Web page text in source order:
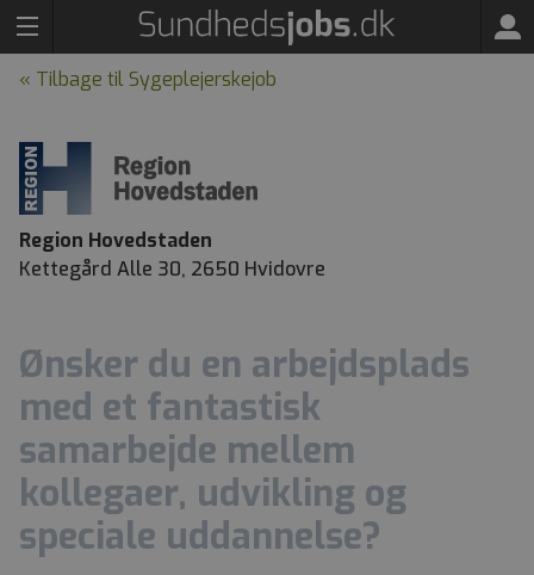
« Tilbage til Sygeplejerskejob
Region Hovedstaden
Kettegård Alle 30, 2650 Hvidovre
Ønsker du en arbejdsplads
med et fantastisk
samarbejde mellem
kollegaer, udvikling og
speciale uddannelse?